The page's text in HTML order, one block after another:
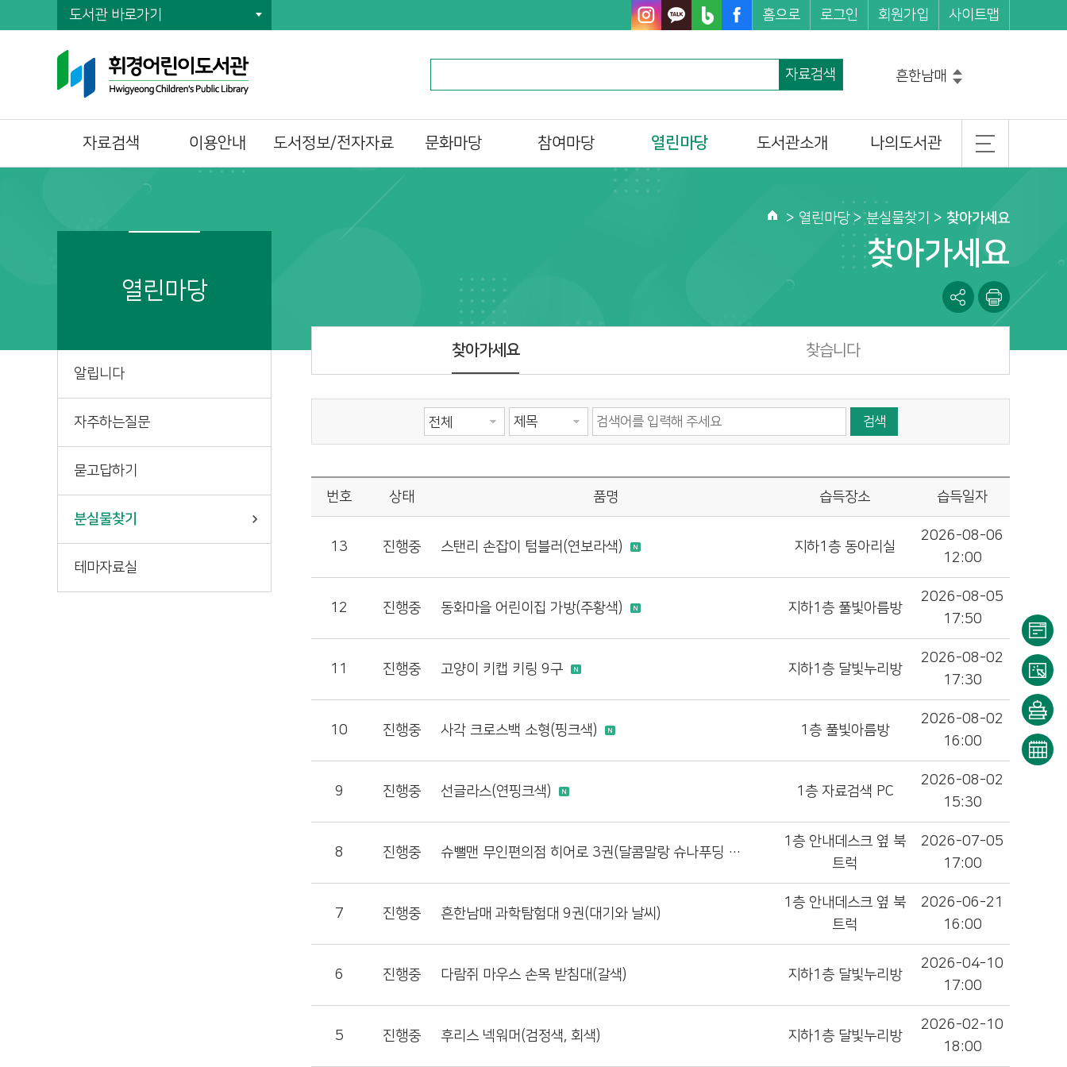
도서관 바로가기 홈으로 로그인 회원가입 사이트맵
자료검색
흔한남매
코믹메이플스토리수학도둑
마법천자문
손오공의한자대탐험마법천자문
히가시노게이고
자료검색
신착자료검색
공공도서관 인기도
이용안내
자료이용방법
책이음회원전환
시설이용방법
책바다
도서정보/전자자료
전자잡지(E-Journal)
문화마당 참여마당 열린마당
알립니다
도서관소개
조직 및 담당업무
나의도서관
도서이용정보
관심도서목록
나의신청정보
열린마당
알립니다
자주하는질문
묻고답하기
분실물찾기
테마자료실
홈
> 열린마당> 분실물찾기 > 찾아가세요
찾아가세요
찾아가세요 찾습니다
검색
번호 상태 품명 습득장소 습득일자
13 진행중 스탠리 손잡이 텀블러(연보라색) 지하1층 동아리실
2026-08-06
12:00
12 진행중 동화마을 어린이집 가방(주황색) 지하1층 풀빛아름방
2026-08-05
17:50
11 진행중 고양이 키캡 키링 9구 지하1층 달빛누리방
2026-08-02
17:30
10 진행중 사각 크로스백 소형(핑크색) 1층 풀빛아름방
2026-08-02
16:00
9 진행중 선글라스(연핑크색) 1층 자료검색 PC
2026-08-02
15:30
8 진행중 슈뻘맨 무인편의점 히어로 3권(달콤말랑 슈나푸딩 대소동)
1층 안내데스크 옆 북
트럭
2026-07-05
17:00
7 진행중 흔한남매 과학탐험대 9권(대기와 날씨)
1층 안내데스크 옆 북
트럭
2026-06-21
16:00
6 진행중 다람쥐 마우스 손목 받침대(갈색) 지하1층 달빛누리방
2026-04-10
17:00
5 진행중 후리스 넥워머(검정색, 회색) 지하1층 달빛누리방
2026-02-10
18:00
이용
안내
대출/
반납
조회
희망